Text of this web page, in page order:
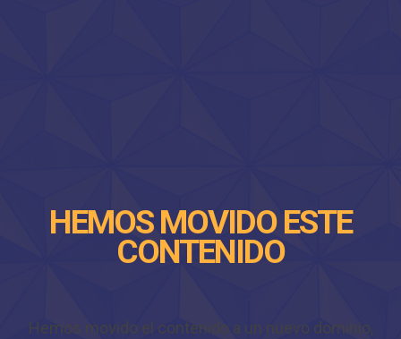
HEMOS MOVIDO ESTE
CONTENIDO
Hemos movido el contenido a un nuevo dominio,